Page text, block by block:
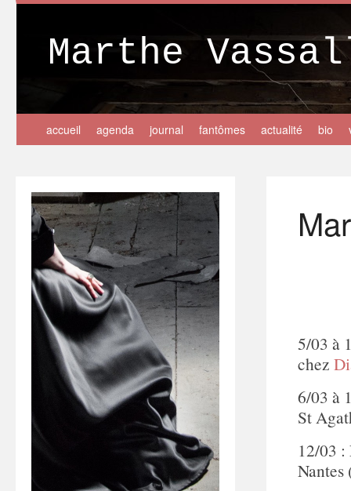
Marthe
accueil agenda journal fantômes actualité bio
5/03 à
chez
6/03 à
St
12/03 :
Nantes